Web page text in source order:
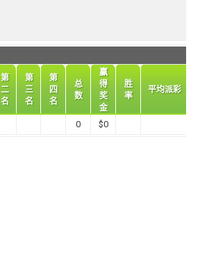
第
二
名
第
三
名
第
四
名
总
数
赢
得
奖
金
胜
率
平均派彩（
0 $0